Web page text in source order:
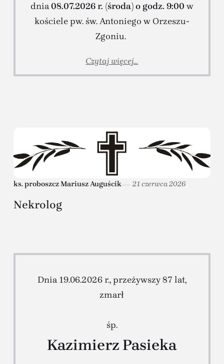
dnia 08.07.2026 r. (środa) o godz. 9:00 w
kościele pw. św. Antoniego w Orzeszu-
Zgoniu.
Czytaj więcej...
ks. proboszcz Mariusz Auguścik 21 czerwca 2026
Nekrolog
Dnia 19.06.2026 r., przeżywszy 87 lat,
zmarł
śp.
Kazimierz Pasieka